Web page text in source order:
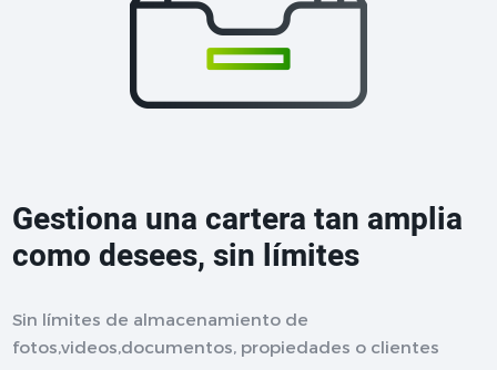
Gestiona una cartera tan amplia
como desees, sin límites
Sin límites de almacenamiento de
fotos,videos,documentos, propiedades o clientes